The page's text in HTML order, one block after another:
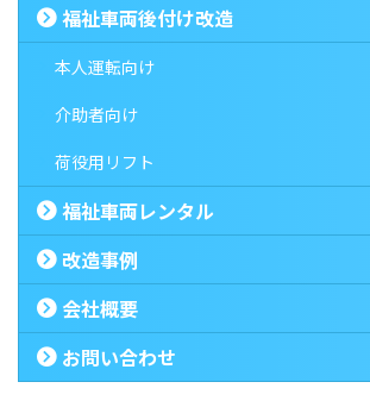
福祉車両後付け改造
本人運転向け
介助者向け
荷役用リフト
福祉車両レンタル
改造事例
会社概要
お問い合わせ